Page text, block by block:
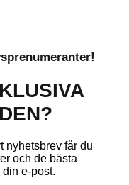
nyhetsbrev får du
och de bästa
e-post.